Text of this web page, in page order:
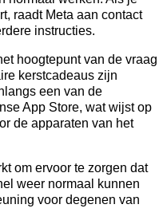
raadt Meta aan contact
instructies.
hoogtepunt van de vraag
kerstcadeaus zijn
een van de
App Store, wat wijst op
de apparaten van het
om ervoor te zorgen dat
weer normaal kunnen
voor degenen van